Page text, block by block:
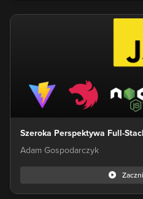
Szeroka Perspektywa Full-
Adam Gospodarczyk